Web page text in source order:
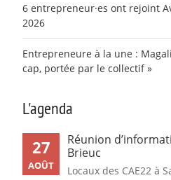
6 entrepreneur·es ont rejoint
2026
Entrepreneure à la une :
cap, portée par le collectif »
L'agenda
27
AOÛT
Réunion
Brieuc
Locaux des CAE22 à